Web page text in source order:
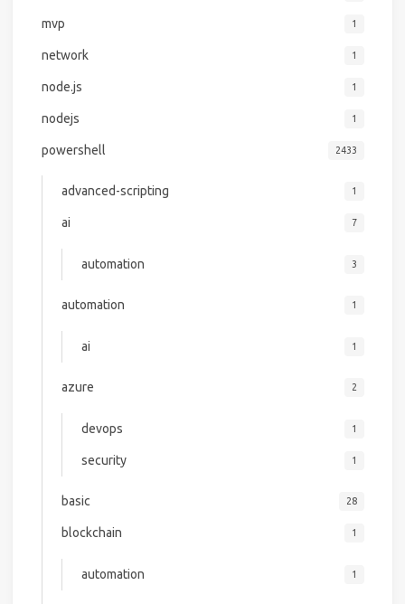
mvp 1
network 1
node.js 1
nodejs 1
powershell 2433
advanced-scripting 1
ai 7
automation 3
automation 1
ai 1
azure 2
devops 1
security 1
basic 28
blockchain 1
automation 1